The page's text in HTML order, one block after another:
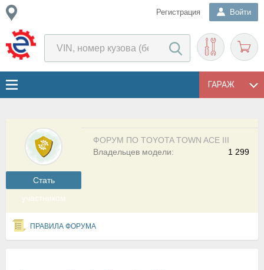
Регистрация Войти
ГАРАЖ
Cтать
участником
ФОРУМ ПО TOYOTA TOWN ACE III
1 299
Владельцев модели:
ПРАВИЛА ФОРУМА